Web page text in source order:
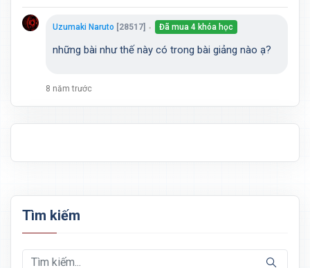
Uzumaki Naruto [28517] ● Đã mua 4 khóa học
những bài như thế này có trong bài giảng nào ạ?
8 năm trước
Tìm kiếm